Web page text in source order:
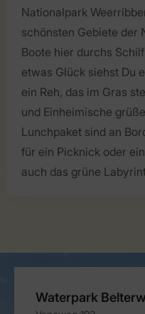
Nationalpark
schönsten Gebiete der
Boote hier durchs
etwas Glück siehst Du
ein Reh, das im Gras
und Einheimische
Lunchpaket sind an
für ein Picknick oder
auch das grüne